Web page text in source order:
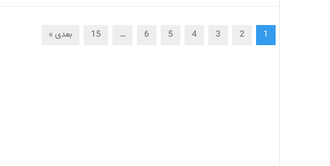
1
2
3
4
5
6
…
15 بعدی »